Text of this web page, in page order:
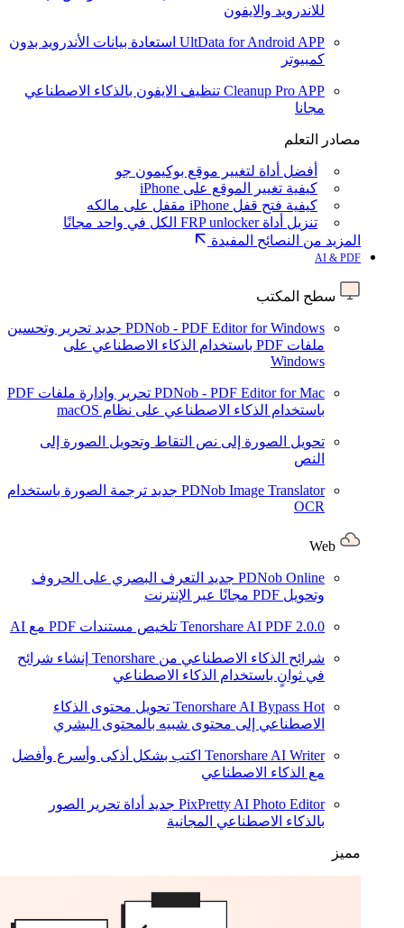
للاندرويد والايفون
UltData for Android APP استعادة بيانات الأندرويد بدون
كمبيوتر
Cleanup Pro APP تنظيف الايفون بالذكاء الاصطناعي
مجانا
مصادر التعلم
أفضل أداة لتغيير موقع بوكيمون جو
كيفية تغيير الموقع على iPhone
كيفية فتح قفل iPhone مقفل على مالكه
تنزيل أداة FRP unlocker الكل في واحد مجانًا
المزيد من النصائح المفيدة
AI & PDF
سطح المكتب
PDNob - PDF Editor for Windows جديد تحرير وتحسين
ملفات PDF باستخدام الذكاء الاصطناعي على
Windows
PDNob - PDF Editor for Mac
تحرير وإدارة ملفات PDF
باستخدام الذكاء الاصطناعي على نظام macOS
تحويل الصورة إلى نص التقاط وتحويل الصورة إلى
النص
PDNob Image Translator جديد ترجمة الصورة باستخدام
OCR
PDNob Online جديد التعرف البصري على الحروف
وتحويل PDF مجانًا عبر الإنترنت
Tenorshare AI PDF 2.0.0 تلخيص مستندات PDF مع AI
شرائح الذكاء الاصطناعي من Tenorshare
إنشاء شرائح
في ثوانٍ باستخدام الذكاء الاصطناعي
Tenorshare AI Bypass Hot
تحويل محتوى الذكاء
الاصطناعي إلى محتوى شبيه بالمحتوى البشري
Tenorshare AI Writer اكتب بشكل أذكى وأسرع وأفضل
مع الذكاء الاصطناعي
PixPretty AI Photo Editor جديد أداة تحرير الصور
بالذكاء الاصطناعي المجانية
مميز